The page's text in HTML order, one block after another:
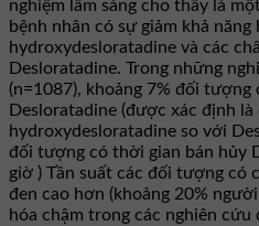
nghiệm lâm sàng cho thấy là
bệnh nhân có sự giảm khả
hydroxydesloratadine và các
Desloratadine. Trong những
(n=1087), khoảng 7% đối tượng
Desloratadine (được xác định
hydroxydesloratadine so với
đối tượng có thời gian bán hủy
giờ ) Tần suất các đối tượng có
đen cao hơn (khoảng 20%
hóa chậm trong các nghiên